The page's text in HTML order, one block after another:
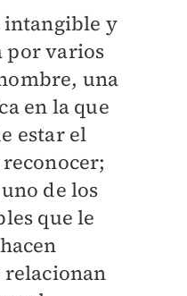
intangible y
por varios
una
en la que
estar el
de los
que le
relacionan